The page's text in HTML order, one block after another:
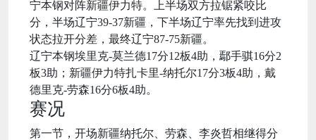
宁本钢对阵新疆伊力特。上半场双方拉锯紧咬比
分，半场辽宁39-37新疆，下半场辽宁率先找到进攻
状态拉开分差，最终辽宁87-75新疆。
辽宁本钢埃里克-莫兰德17分12板4助，鄢手骐16分2
板3助；新疆伊力特扎卡里-纳托尔17分3板4助，戴
德里克-劳森16分6板4助。
赛况
第一节，开场新疆纳托尔、劳森、李炎哲相继得分